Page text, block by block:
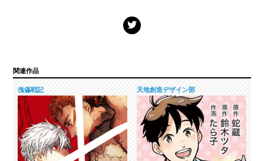
関連作品
傀儡戦記 天地創造デザイン部